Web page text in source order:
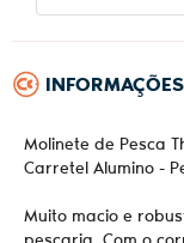
Molinete de Pesca
Carretel Alumino -
Muito macio e